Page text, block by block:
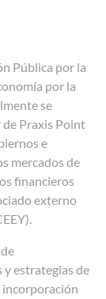
Pública por la
por la
se
Praxis Point
e
mercados de
financieros
externo
estrategias de
incorporación